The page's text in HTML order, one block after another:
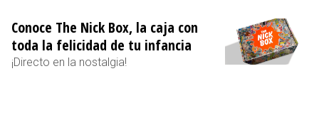
Conoce The Nick Box, la caja con
toda la felicidad de tu infancia
¡Directo en la nostalgia!